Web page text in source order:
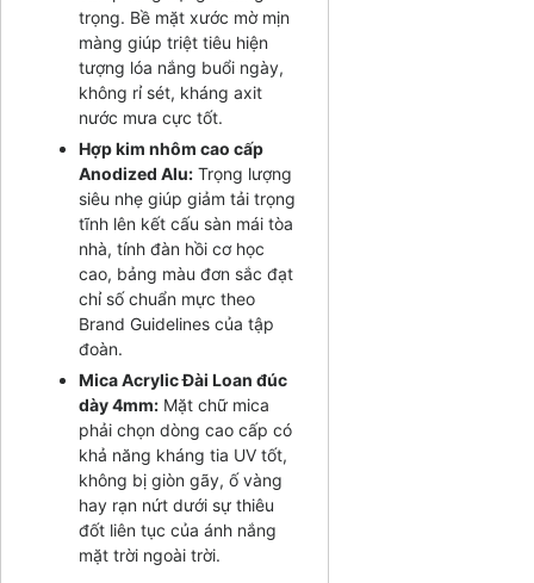
trọng. Bề mặt xước mờ mịn
màng giúp triệt tiêu hiện
tượng lóa nắng buổi ngày,
không rỉ sét, kháng axit
nước mưa cực tốt.
Hợp kim nhôm cao cấp
Anodized Alu: Trọng lượng
siêu nhẹ giúp giảm tải trọng
tĩnh lên kết cấu sàn mái tòa
nhà, tính đàn hồi cơ học
cao, bảng màu đơn sắc đạt
chỉ số chuẩn mực theo
Brand Guidelines của tập
đoàn.
Mica Acrylic Đài Loan đúc
dày 4mm: Mặt chữ mica
phải chọn dòng cao cấp có
khả năng kháng tia UV tốt,
không bị giòn gãy, ố vàng
hay rạn nứt dưới sự thiêu
đốt liên tục của ánh nắng
mặt trời ngoài trời.